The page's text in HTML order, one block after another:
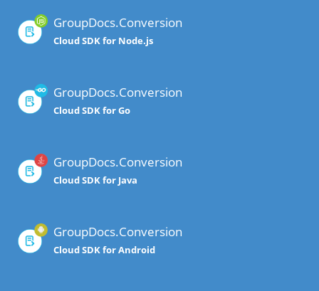
GroupDocs.Conversion
Cloud SDK for Node.js
GroupDocs.Conversion
Cloud SDK for Go
GroupDocs.Conversion
Cloud SDK for Java
GroupDocs.Conversion
Cloud SDK for Android